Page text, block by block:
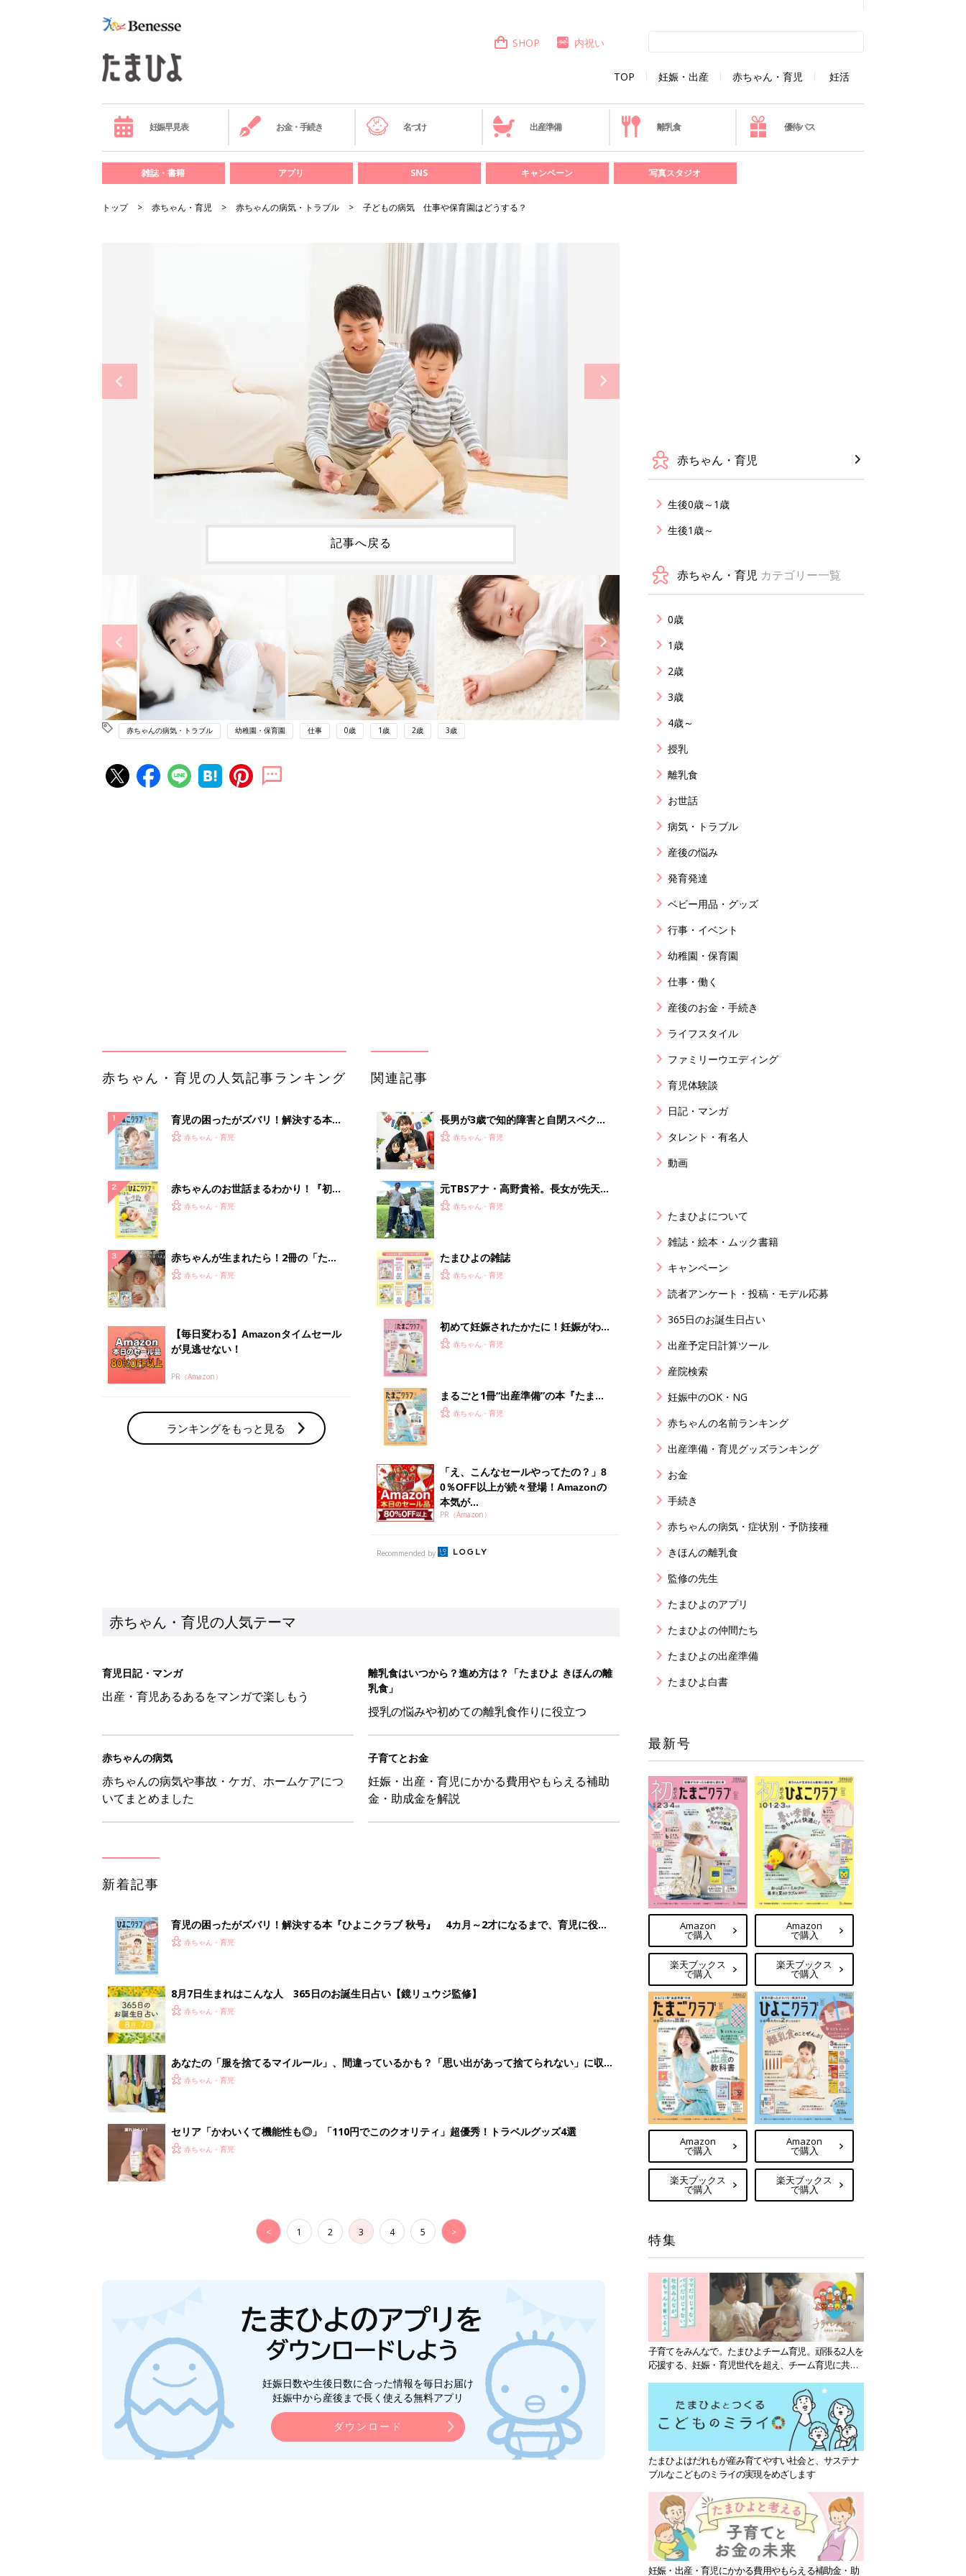
TOP 妊娠・出産 赤ちゃん・育児 妊活
SHOP 内祝い
妊娠早見表 お金・手続き 名づけ 出産準備 離乳食 優待パス
雑誌・書籍 アプリ SNS キャンペーン 写真スタジオ
トップ 赤ちゃん・育児 赤ちゃんの病気・トラブル 子どもの病気 仕事や保育園はどうする？
記事へ戻る
赤ちゃんの病気・トラブル 幼稚園・保育園 仕事 0歳 1歳 2歳 3歳
が見逃せない！
PR（Amazon）
ランキングをもっと見る
クラブ 夏号』
夫婦で予習する 出産の教科書
0％OFF以上が続々登場！Amazonの
本気が...
PR（Amazon）
赤ちゃん・育児の人気テーマ
育児日記・マンガ
離乳食はいつから？進め方は？「たまひよ きほんの離
授乳の悩みや初めての離乳食作りに役立つ
子育てとお金
妊娠・出産・育児にかかる費用やもらえる補助
金・助成金を解説
育児の困ったがズバリ！解決する本『ひよこクラブ 秋号』 4カ月～2才になるまで、育児に役立
つ情報がいっぱい！
赤ちゃん・育児
8月7日生まれはこんな人 365日のお誕生日占い【鏡リュウジ監修】
赤ちゃん・育児
あなたの「服を捨てるマイルール」、間違っているかも？「思い出があって捨てられない」に収納
< 1 2 3 4 5 >
赤ちゃん・育児
生後0歳～1歳
生後1歳～
赤ちゃん・育児 カテゴリー一覧
0歳
1歳
2歳
3歳
4歳～
授乳
離乳食
お世話
病気・トラブル
産後の悩み
発育発達
ベビー用品・グッズ
行事・イベント
幼稚園・保育園
仕事・働く
産後のお金・手続き
ライフスタイル
ファミリーウエディング
育児体験談
日記・マンガ
タレント・有名人
動画
たまひよについて
雑誌・絵本・ムック書籍
キャンペーン
読者アンケート・投稿・モデル応募
365日のお誕生日占い
出産予定日計算ツール
産院検索
妊娠中のOK・NG
赤ちゃんの名前ランキング
出産準備・育児グッズランキング
お金
手続き
赤ちゃんの病気・症状別・予防接種
きほんの離乳食
監修の先生
たまひよのアプリ
たまひよの仲間たち
たまひよの出産準備
たまひよ白書
最新号
Amazon
で購入
楽天ブックス
で購入
Amazon
で購入
楽天ブックス
で購入
Amazon
で購入
楽天ブックス
で購入
Amazon
で購入
楽天ブックス
で購入
特集
子育てをみんなで。たまひよチーム育児。頑張る2人を
応援する、妊娠・育児世代を超え、チーム育児に共感
たまひよはだれもが産み育てやすい社会と、サステナ
ブルなこどものミライの実現をめざします
妊娠・出産・育児にかかる費用やもらえる補助金・助